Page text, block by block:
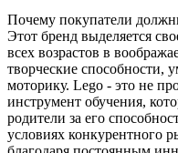
Почему покупатели
Этот бренд выделяется
всех возрастов в
творческие способности,
моторику. Lego - это не
инструмент обучения,
родители за его
условиях конкурентного